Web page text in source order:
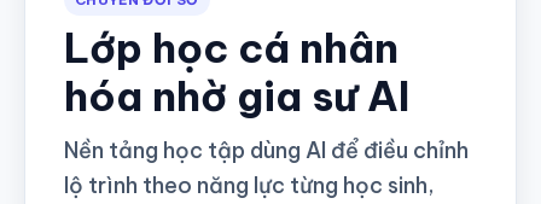
Lớp học cá nhân
hóa nhờ gia sư AI
Nền tảng học tập dùng AI để điều chỉnh
lộ trình theo năng lực từng học sinh,